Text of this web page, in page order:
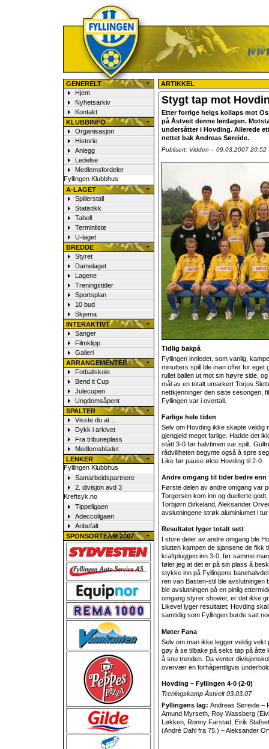
Fyllingen Fotball
GENERELT
Hjem
Nyhetsarkiv
Kontakt
KLUBBINFO
Organisasjon
Historie
Anlegg
Ledelse
Medlemsfordeler
Fyllingen Klubbhus
A-LAGET
Spillerstall
Statistikk
Tabell
Terminliste
U-laget
BREDDE
Styret
Damelaget
Lagene
Treningstider
Sportsplan
10 bud
Skjema
INTERAKTIVT
Sanger
Filmklipp
Galleri
ARRANGEMENTER
Fotballskole
Bend it Cup
Julecupen
Ungdomsåpent
SPALTER
Visste du at…
Dykk i arkivet
Fra tribuneplass
Medlemsbladet
LENKER
Fyllingen Klubbhus
Samarbeidspartnere
2. divisjon avd 3
Kreftsyk.no
Tippeligaen
Adeccoligaen
Anbefalt
SPONSORTEAM 2007
ARTIKKEL
Stygt tap mot
Etter forrige helgs kollaps mot
på Åstveit denne lørdagen.
undersåtter i Hovding. Allerede
nettet bak Andreas Søreide.
Publisert: Vidden – 09.03.2007 20:52
Tidlig bakpå
Fyllingen innledet, som vanlig,
minutters spill ble man offer for eget
rullet ballen ut mot sin høyre side,
mål av en totalt umarkert Torjus
nettkjenninger den siste sesongen,
Fyllingen var i overtall.
Farlige hele tiden
Selv om Hovding ikke skapte veldig
gjengjeld meget farlige. Hadde det
stått 3-0 før halvtimen var spilt.
rådvillheten begynte også å spre
Like før pause økte Hovding til 2-0.
Andre omgang til tider bedre enn
Første delen av andre omgang var
Torgersen kom inn og duellerte
Torbjørn Birkeland, Aleksander
avslutningene strøk aluminiumet i
Resultatet lyger totalt sett
I store deler av andre omgang ble
slutten kampen de sjansene de fikk
kraftpluggen inn 3-0, før samme
føler jeg at det er på sin plass å
stykke inn på Fyllingens
ren van Basten-stil ble avslutningen
ble avslutningen på en pinlig
omgang styrer showet, er det ikke
Likevel lyger resultatet; Hovding
samtidig som Fyllingen burde satt
Møter Fana
Selv om man ikke legger veldig
gøy å se tilbake på seks tap på åtte
å snu trenden. Da venter
overvær en forhåpentligvis
Hovding – Fyllingen 4-0 (2-0)
Treningskamp Åstveit 03.03.07
Fyllingens lag: Andreas Søreide –
Amund Myrseth, Roy Wassberg
Løkken, Ronny Farstad, Eirik
(Andrè Dahl fra 75.) – Aleksander